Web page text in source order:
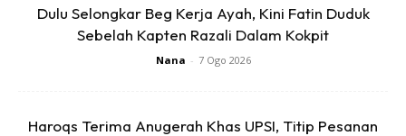
Dulu Selongkar Beg Kerja Ayah, Kini Fatin Duduk
Sebelah Kapten Razali Dalam Kokpit
Nana - 7 Ogo 2026
Haroqs Terima Anugerah Khas UPSI, Titip Pesanan